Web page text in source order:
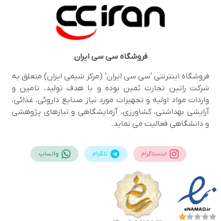
فروشگاهسی سی ایران
فروشگاه اینترنتی 'سی سی ایران' (مرکز شیمی ایران) متعلق به
شرکت راتین تجارت ثمین بوده و با هدف تولید، تامین و
واردات مواد اولیه و تجهیزات مورد نیاز صنایع داروئی، غذائی،
آرایشی بهداشتی، کشاورزی، آزمایشگاهی و نیازهای پژوهشی
و دانشگاهی فعالیت می نماید.
اینستاگرام تلگرام واتساپ